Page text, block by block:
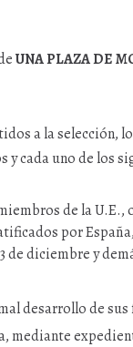
UNA PLAZA DE
a la selección,
y cada uno de los
de la U.E.,
por
de diciembre y
desarrollo de sus
mediante